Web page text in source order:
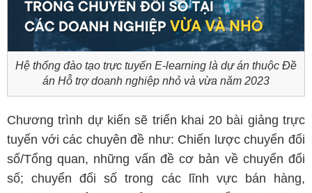
Hệ thống đào tạo trực tuyến E-learning là dự án thuộc Đề
án Hỗ trợ doanh nghiệp nhỏ và vừa năm 2023
Chương trình dự kiến sẽ triển khai 20 bài giảng trực
tuyến với các chuyên đề như: Chiến lược chuyển đổi
số/Tổng quan, những vấn đề cơ bản về chuyển đổi
số; chuyển đổi số trong các lĩnh vực bán hàng,